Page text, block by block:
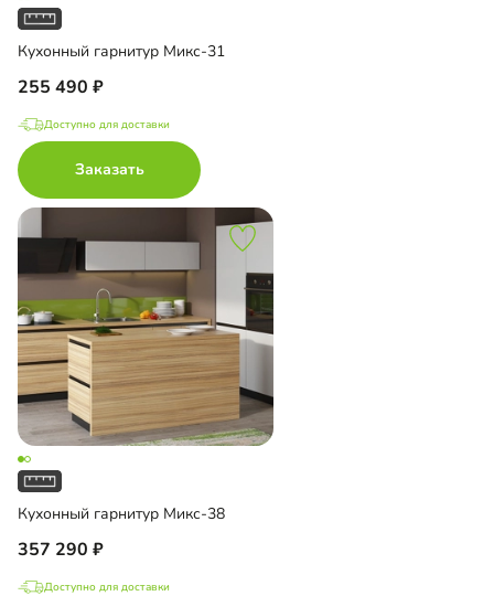
Кухонный гарнитур Микс-31
255 490
Доступно для доставки
Заказать
Кухонный гарнитур Микс-38
357 290
Доступно для доставки